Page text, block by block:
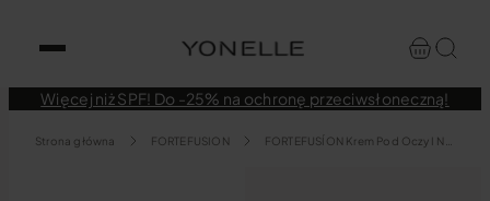
Więcej niż SPF! Do -25% na ochronę przeciwsłoneczną!
Strona główna FORTEFUSION FORTEFUSÍON Krem Pod Oczy I Na Powieki Z Kwasem Hialuronowym Forte